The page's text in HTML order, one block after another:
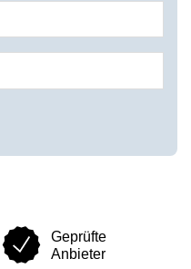
Geprüfte
Anbieter